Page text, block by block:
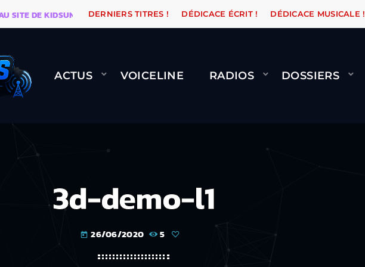
DE KIDSUNE WARÉTRO ORANGE ROAD QUI PASSE, ÇA LE FAIT !
DERNIERS TITRES ! DÉDICACE ÉCRIT ! DÉDICACE MUSICALE !
ACTUS VOICELINE RADIOS DOSSIERS
3d-demo-l1
today 26/06/2020 5